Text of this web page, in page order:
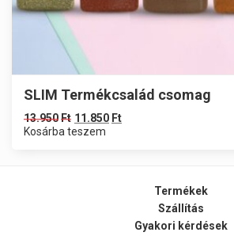
SLIM Termékcsalád csomag
13.950Ft 11.850 Ft
Kosárba teszem
Termékek
Szállítás
Gyakori kérdések